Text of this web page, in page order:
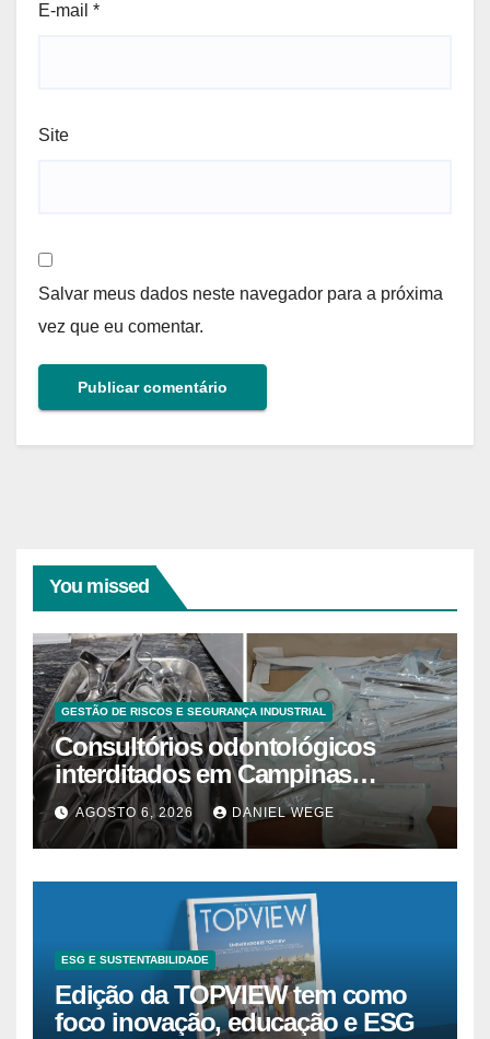
E-mail *
Site
Salvar meus dados neste navegador para a próxima
vez que eu comentar.
You missed
GESTÃO DE RISCOS E SEGURANÇA INDUSTRIAL
Consultórios odontológicos
interditados em Campinas
superam 2025
AGOSTO 6, 2026 DANIEL WEGE
ESG E SUSTENTABILIDADE
Edição da TOPVIEW tem como
foco inovação, educação e ESG